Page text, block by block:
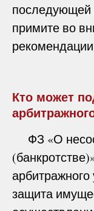
последующей
примите во
Кто может
ФЗ «О
защита